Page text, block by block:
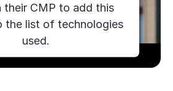
their CMP to add this
the list of technologies
used.
byUsercentrics Consent